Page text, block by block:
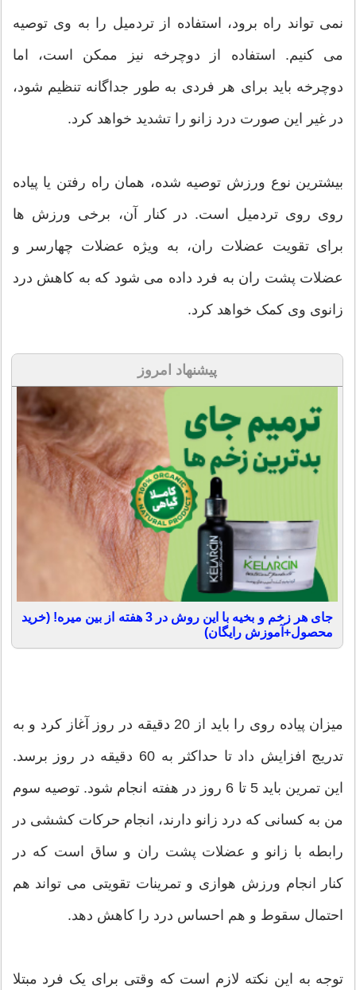
نمی تواند راه برود، استفاده از تردمیل را به وی توصیه
می کنیم. استفاده از دوچرخه نیز ممکن است، اما
دوچرخه باید برای هر فردی به طور جداگانه تنظیم شود،
در غیر این صورت درد زانو را تشدید خواهد کرد.
بیشترین نوع ورزش توصیه شده، همان راه رفتن یا پیاده
روی روی تردمیل است. در کنار آن، برخی ورزش ها
برای تقویت عضلات ران، به ویژه عضلات چهارسر و
عضلات پشت ران به فرد داده می شود که به کاهش درد
زانوی وی کمک خواهد کرد.
پیشنهاد امروز
جای هر زخم و بخیه با این روش در 3 هفته از بین میره! (خرید
محصول+آموزش رایگان)
میزان پیاده روی را باید از 20 دقیقه در روز آغاز کرد و به
تدریج افزایش داد تا حداکثر به 60 دقیقه در روز برسد.
این تمرین باید 5 تا 6 روز در هفته انجام شود. توصیه سوم
من به کسانی که درد زانو دارند، انجام حرکات کششی در
رابطه با زانو و عضلات پشت ران و ساق است که در
کنار انجام ورزش هوازی و تمرینات تقویتی می تواند هم
احتمال سقوط و هم احساس درد را کاهش دهد.
توجه به این نکته لازم است که وقتی برای یک فرد مبتلا